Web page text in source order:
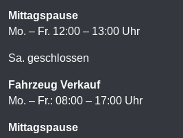
Mittagspause
Mo. – Fr. 12:00 – 13:00 Uhr
Sa. geschlossen
Fahrzeug Verkauf
Mo. – Fr.: 08:00 – 17:00 Uhr
Mittagspause